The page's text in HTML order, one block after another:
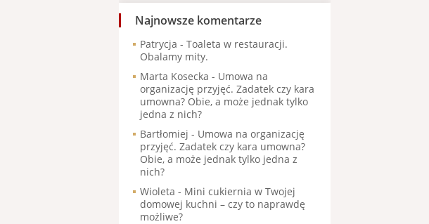
Najnowsze komentarze
Patrycja - Toaleta w restauracji.
Obalamy mity.
Marta Kosecka - Umowa na
organizację przyjęć. Zadatek czy kara
umowna? Obie, a może jednak tylko
jedna z nich?
Bartłomiej - Umowa na organizację
przyjęć. Zadatek czy kara umowna?
Obie, a może jednak tylko jedna z
nich?
Wioleta - Mini cukiernia w Twojej
domowej kuchni – czy to naprawdę
możliwe?